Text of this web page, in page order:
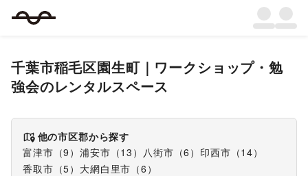
千葉市稲毛区園生町｜ ワークショップ・勉
強会のレンタルスペース
他の市区郡から探す
富津市 （9 ）浦安市 （13 ） 八街市 （6 ） 印西市 （14）
香取市 （5） 大網白里市 （6 ）